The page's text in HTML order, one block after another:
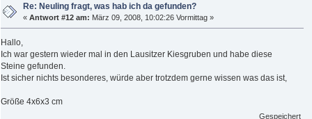
Re: Neuling fragt, was hab ich da gefunden?
«Antwort #12 am: März 09, 2008, 10:02:26 Vormittag »
Hallo,
Ich war gestern wieder mal in den Lausitzer Kiesgruben und habe diese
Steine gefunden.
Ist sicher nichts besonderes, würde aber trotzdem gerne wissen was das ist,
Größe 4x6x3 cm
Gespeichert